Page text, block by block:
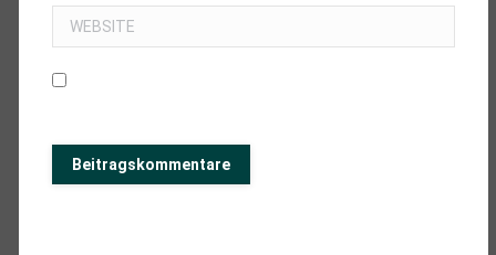
WEBSITE
Beitragskommentare